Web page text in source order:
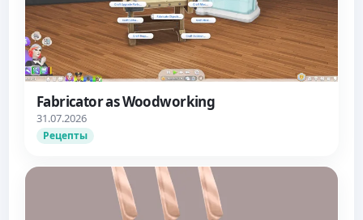
Fabricator as Woodworking
31.07.2026
Рецепты